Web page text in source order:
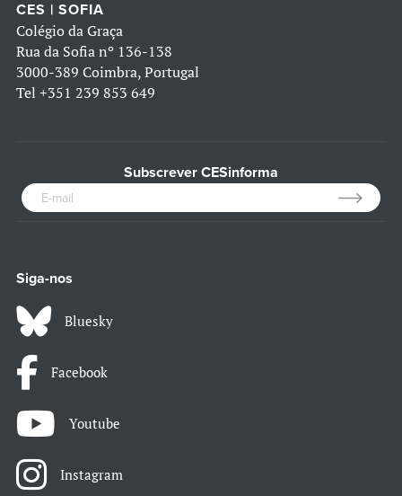
CES | SOFIA
Colégio da Graça
Rua da Sofia nº 136-138
3000-389 Coimbra, Portugal
Tel +351 239 853 649
Subscrever CESinforma
Siga-nos
Bluesky
Facebook
Youtube
Instagram